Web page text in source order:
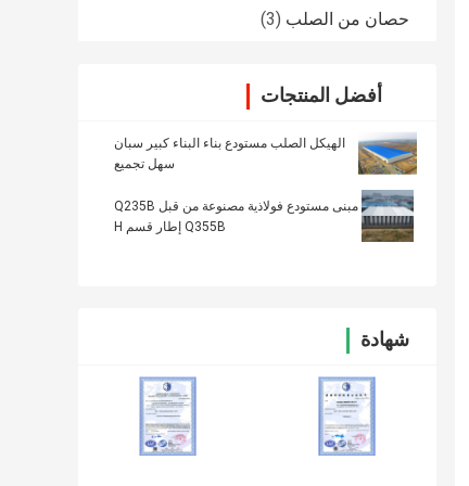
حصان من الصلب (3)
أفضل المنتجات
الهيكل الصلب مستودع بناء البناء كبير سبان
سهل تجميع
مبنى مستودع فولاذية مصنوعة من قبل Q235B
Q355B إطار قسم H
شهادة